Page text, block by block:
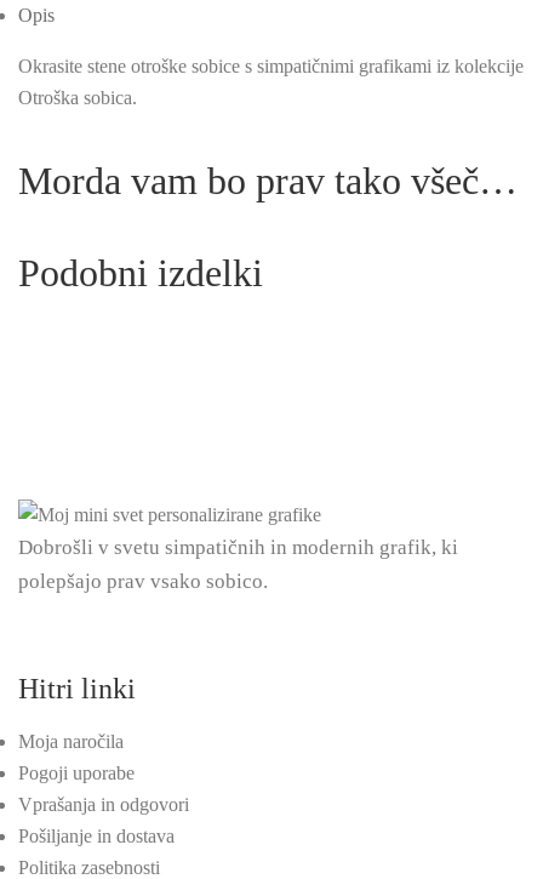
Opis
Okrasite stene otroške sobice s simpatičnimi grafikami iz kolekcije
Otroška sobica.
Morda vam bo prav tako všeč…
Podobni izdelki
Dobrošli v svetu simpatičnih in modernih grafik, ki
polepšajo prav vsako sobico.
Hitri linki
Moja naročila
Pogoji uporabe
Vprašanja in odgovori
Pošiljanje in dostava
Politika zasebnosti